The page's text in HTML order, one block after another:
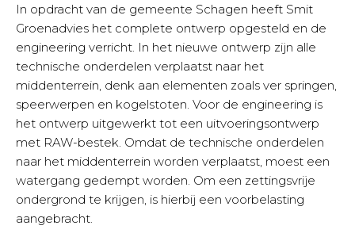
In opdracht van de gemeente Schagen heeft Smit
Groenadvies het complete ontwerp opgesteld en de
engineering verricht. In het nieuwe ontwerp zijn alle
technische onderdelen verplaatst naar het
middenterrein, denk aan elementen zoals ver springen,
speerwerpen en kogelstoten. Voor de engineering is
het ontwerp uitgewerkt tot een uitvoeringsontwerp
met RAW-bestek. Omdat de technische onderdelen
naar het middenterrein worden verplaatst, moest een
watergang gedempt worden. Om een zettingsvrije
ondergrond te krijgen, is hierbij een voorbelasting
aangebracht.